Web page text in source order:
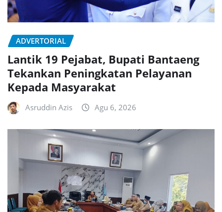
ADVERTORIAL
Lantik 19 Pejabat, Bupati Bantaeng
Tekankan Peningkatan Pelayanan
Kepada Masyarakat
Asruddin Azis Agu 6, 2026